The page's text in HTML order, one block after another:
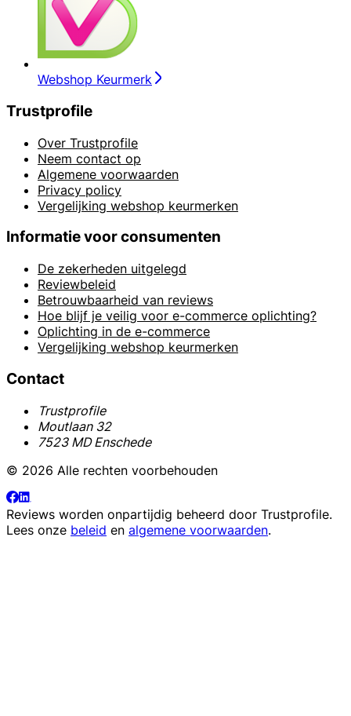
Webshop Keurmerk
Trustprofile
Over Trustprofile
Neem contact op
Algemene voorwaarden
Privacy policy
Vergelijking webshop keurmerken
Informatie voor consumenten
De zekerheden uitgelegd
Reviewbeleid
Betrouwbaarheid van reviews
Hoe blijf je veilig voor e-commerce oplichting?
Oplichting in de e-commerce
Vergelijking webshop keurmerken
Contact
Trustprofile
Moutlaan 32
7523 MD Enschede
© 2026 Alle rechten voorbehouden
Reviews worden onpartijdig beheerd door Trustprofile.
Lees onze beleid en algemene voorwaarden.